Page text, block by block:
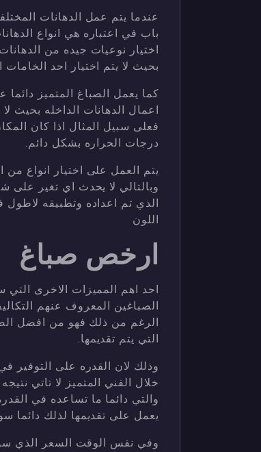
عندما يتم عمل الدهانات
باب في اعتباره هي انواع
اختيار نوعيات جيده من
بحيث لا يتم اختيار احد
كما يعمل الصباغ المتميز
اعمال الدهانات الداخله بحيث
فعلى سبيل المثال اذا كان
درجات الحراره بشكل دائم.
يتم العمل على اختيار انواع من
وبالتالي لا يحدث اي تغير على
الذي تم اعداده وتطبيقه
اللون
ارخص صباغ
احد اهم المميزات الاخرى
الصباغين المعروف عنهم
الرغم من ذلك فهو من افضل
التي يتم تقديمها.
وذلك لان القدره على التوفير
خلال الفني المتميز لا تاتي
والتي دائما ما تساعده في
يعمل على تقديمها لذلك
وفي نفس الوقت السعر الذي